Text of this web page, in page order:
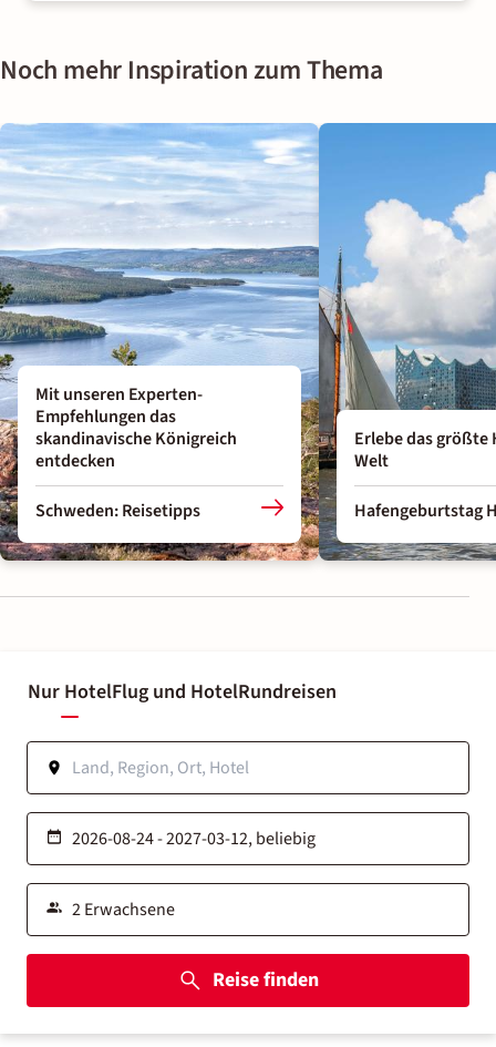
Noch mehr Inspiration zum Thema
Mit unseren Experten-
Empfehlungen das
skandinavische Königreich
entdecken
Schweden: Reisetipps
Erlebe das größte
Welt
Hafengeburtstag
Nur HotelFlug und HotelRundreisen
Reise finden